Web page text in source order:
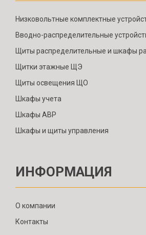
Низковольтные комплектные
Вводно-распределительные
Щиты распределительные и шкафы
Щитки этажные ЩЭ
Щиты освещения ЩО
Шкафы учета
Шкафы АВР
Шкафы и щиты управления
ИНФОРМАЦИЯ
О компании
Контакты